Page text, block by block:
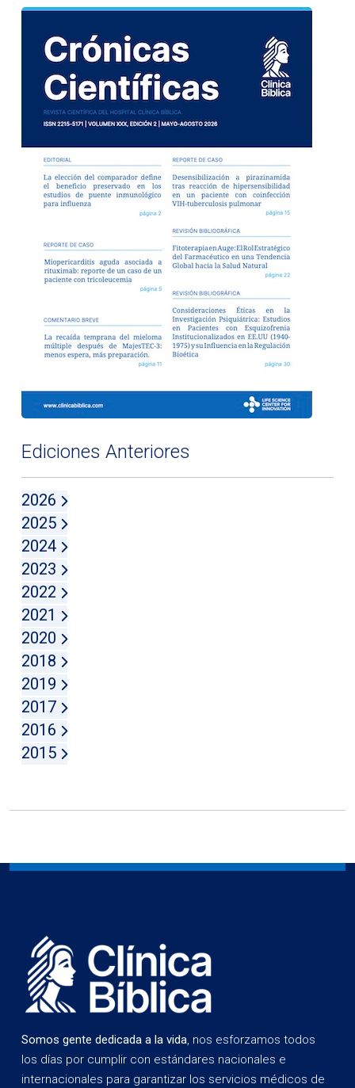
Ediciones Anteriores
2026
2025
2024
2023
2022
2021
2020
2018
2019
2017
2016
2015
Somos gente dedicada a la vida, nos esforzamos todos
los días por cumplir con estándares nacionales e
internacionales para garantizar los servicios médicos de